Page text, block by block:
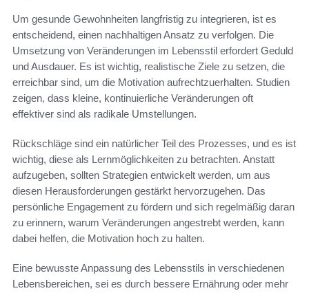
Um gesunde Gewohnheiten langfristig zu integrieren, ist es
entscheidend, einen nachhaltigen Ansatz zu verfolgen. Die
Umsetzung von Veränderungen im Lebensstil erfordert Geduld
und Ausdauer. Es ist wichtig, realistische Ziele zu setzen, die
erreichbar sind, um die Motivation aufrechtzuerhalten. Studien
zeigen, dass kleine, kontinuierliche Veränderungen oft
effektiver sind als radikale Umstellungen.
Rückschläge sind ein natürlicher Teil des Prozesses, und es ist
wichtig, diese als Lernmöglichkeiten zu betrachten. Anstatt
aufzugeben, sollten Strategien entwickelt werden, um aus
diesen Herausforderungen gestärkt hervorzugehen. Das
persönliche Engagement zu fördern und sich regelmäßig daran
zu erinnern, warum Veränderungen angestrebt werden, kann
dabei helfen, die Motivation hoch zu halten.
Eine bewusste Anpassung des Lebensstils in verschiedenen
Lebensbereichen, sei es durch bessere Ernährung oder mehr